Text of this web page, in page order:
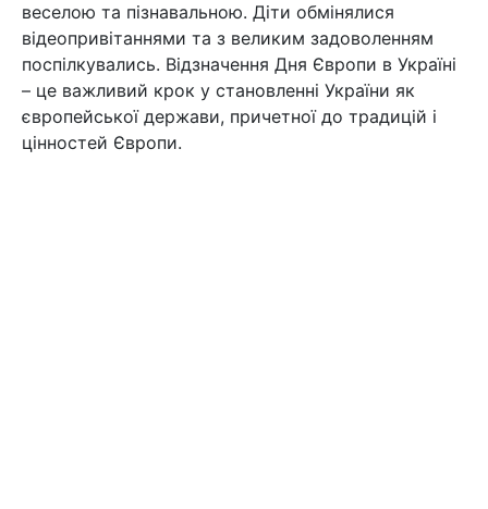
веселою та пізнавальною. Діти обмінялися
відеопривітаннями та з великим задоволенням
поспілкувались. Відзначення Дня Європи в Україні
– це важливий крок у становленні України як
європейської держави, причетної до традицій і
цінностей Європи.